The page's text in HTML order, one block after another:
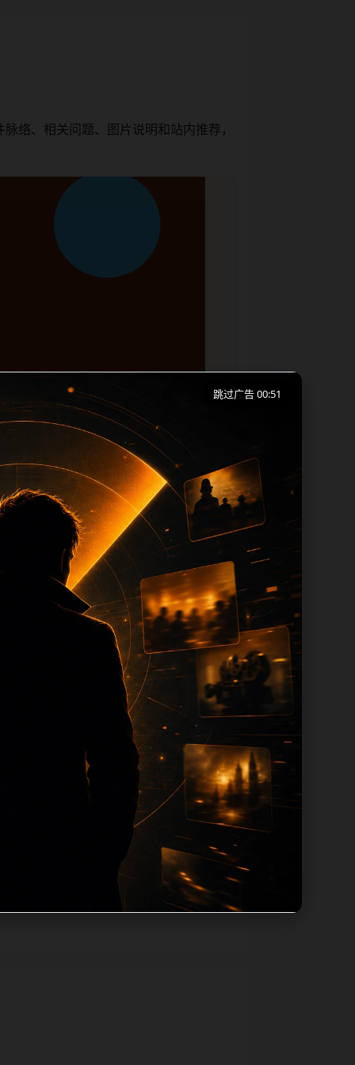
络、相关问题、图片说明和站内推荐，
端浏览习惯整理标题、描述、图片和站
篇和热门推荐继续浏览。本页强调内容
和 title 均围绕主关键词、栏目词和文
重复过滤和 descr
，减少用户反复返回搜索页。第47篇作
后续发现页面缺图、标题过短、描述为
跳过广告 00:51